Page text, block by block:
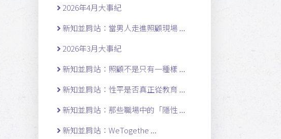
2026年4月大事紀
新知並肩站：當男人走進照顧現場 ...
2026年3月大事紀
新知並肩站：照顧不是只有一種樣 ...
新知並肩站：性平是否真正從教育 ...
新知並肩站：那些職場中的「隱性 ...
新知並肩站：WeTogethe ...